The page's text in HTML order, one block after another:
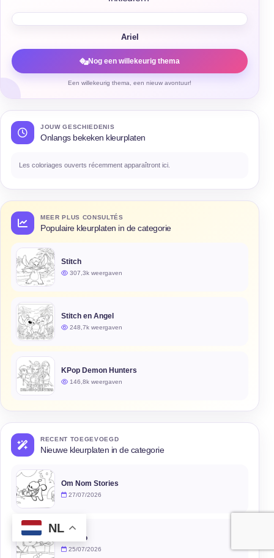
Ariel
Nog een willekeurig thema
Een willekeurig thema, een nieuw avontuur!
JOUW GESCHIEDENIS
Onlangs bekeken kleurplaten
Les coloriages ouverts récemment apparaîtront ici.
MEER PLUS CONSULTÉS
Populaire kleurplaten in de categorie
Stitch
307,3k weergaven
Stitch en Angel
248,7k weergaven
KPop Demon Hunters
146,8k weergaven
RECENT TOEGEVOEGD
Nieuwe kleurplaten in de categorie
Om Nom Stories
27/07/2026
Pocoyo
25/07/2026
NL